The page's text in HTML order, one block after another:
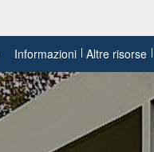
Informazioni Altre risorse